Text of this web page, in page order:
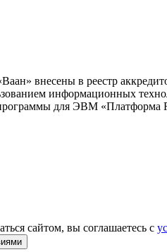
внесены в реестр
информационных
для ЭВМ «Платформа
сайтом, вы соглашаетесь с